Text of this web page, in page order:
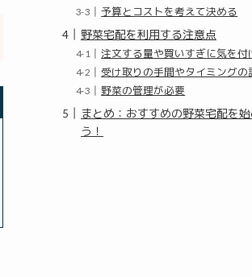
予算とコストを考えて決める
野菜宅配を利用する注意点
注文する量や買いすぎに気を付
受け取りの手間やタイミングの
野菜の管理が必要
まとめ：おすすめの野菜宅配を
う！